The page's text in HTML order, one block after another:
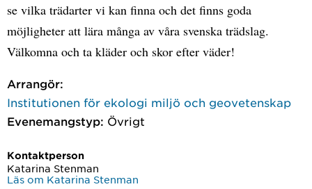
se vilka trädarter vi kan finna och det finns goda
möjligheter att lära många av våra svenska trädslag.
Välkomna och ta kläder och skor efter väder!
Arrangör:
Institutionen för ekologi miljö och geovetenskap
Evenemangstyp: Övrigt
Kontaktperson
Katarina Stenman
Läs om Katarina Stenman